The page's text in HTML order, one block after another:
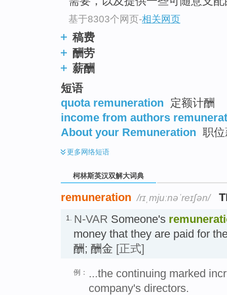
基于8303个网页-相关网页
稿费
酬劳
薪酬
短语
quota remuneration 定额计酬
income from authors
About your Remuneration 职
更多网络短语
柯林斯英汉双解大词典
remuneration /rɪˌmjuːnəˈreɪʃən/
1. N-VAR Someone's
money that they are paid for
酬; 酬金 [正式]
例：
...the continuing marked
company's directors.